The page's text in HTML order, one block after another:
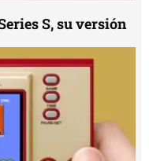
S, su versión